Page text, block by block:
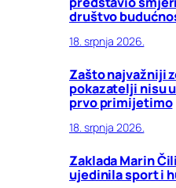
društvo
18. srpnja 2026.
Zašto najvažniji
pokazatelji nisu
prvo primijetimo
18. srpnja 2026.
Zaklada Marin
ujedinila sport i